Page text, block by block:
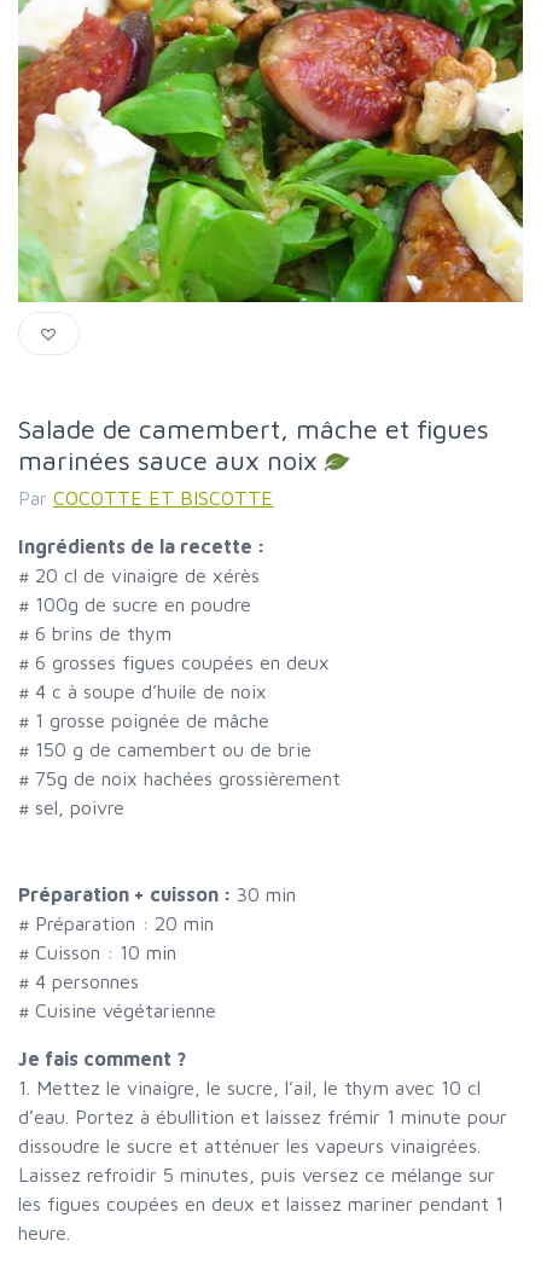
Salade de camembert, mâche et figues
marinées sauce aux noix
Par COCOTTE ET BISCOTTE
Ingrédients de la recette :
# 20 cl de vinaigre de xérès
# 100g de sucre en poudre
# 6 brins de thym
# 6 grosses figues coupées en deux
# 4 c à soupe d’huile de noix
# 1 grosse poignée de mâche
# 150 g de camembert ou de brie
# 75g de noix hachées grossièrement
# sel, poivre
Préparation + cuisson : 30 min
# Préparation : 20 min
# Cuisson : 10 min
# 4 personnes
# Cuisine végétarienne
Je fais comment ?
1. Mettez le vinaigre, le sucre, l’ail, le thym avec 10 cl
d’eau. Portez à ébullition et laissez frémir 1 minute pour
dissoudre le sucre et atténuer les vapeurs vinaigrées.
Laissez refroidir 5 minutes, puis versez ce mélange sur
les figues coupées en deux et laissez mariner pendant 1
heure.